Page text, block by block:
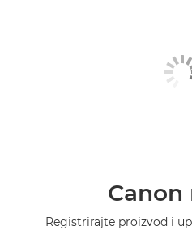
Canon
Registrirajte proizvod i